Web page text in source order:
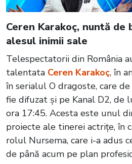
Ceren Karakoç, nuntă de
alesul inimii sale
Telespectatorii din România
talentata Ceren Karakoç, în
în serialul O dragoste, care
fie difuzat și pe Kanal D2, de
ora 17:45. Acesta este unul
proiecte ale tinerei actrițe, în
rolul Nursema, care i-a adus
de până acum pe plan